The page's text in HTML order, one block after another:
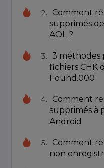
Comment
supprimés
AOL ?
3 méthodes
fichiers CHK
Found.000
Comment
supprimés à
Android
Comment
non